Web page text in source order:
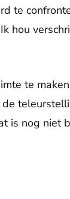
te
hou
te
is nog niet